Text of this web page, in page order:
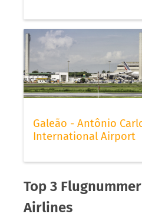
Galeão - Antônio
International Airport
Top 3
Airlines